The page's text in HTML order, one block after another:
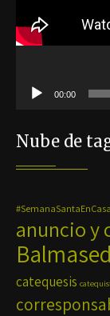
00:00
Nube de
#SemanaSantaEnCasa
anuncio y
catequesis